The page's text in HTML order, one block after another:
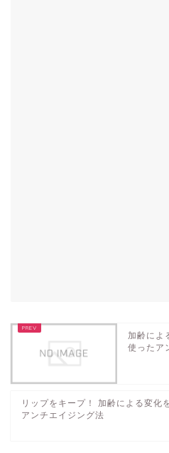
加齢によ
使ったア
リップをキープ！ 加齢による変化
アンチエイジング法